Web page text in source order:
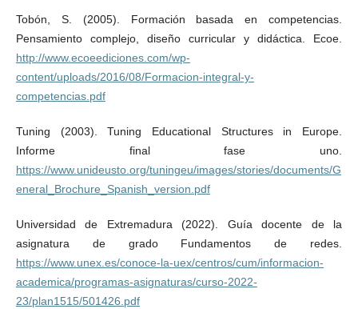
Tobón, S. (2005). Formación basada en competencias.
Pensamiento complejo, diseño curricular y didáctica. Ecoe.
http://www.ecoeediciones.com/wp-
content/uploads/2016/08/Formacion-integral-y-
competencias.pdf
Tuning (2003). Tuning Educational Structures in Europe.
Informe final fase uno.
https://www.unideusto.org/tuningeu/images/stories/documents/G
eneral_Brochure_Spanish_version.pdf
Universidad de Extremadura (2022). Guía docente de la
asignatura de grado Fundamentos de redes.
https://www.unex.es/conoce-la-uex/centros/cum/informacion-
academica/programas-asignaturas/curso-2022-
23/plan1515/501426.pdf